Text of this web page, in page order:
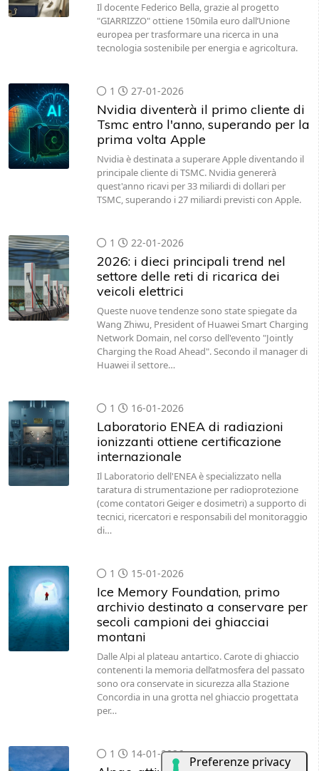
Il docente Federico Bella, grazie al progetto
"GIARRIZZO" ottiene 150mila euro dall’Unione
europea per trasformare una ricerca in una
tecnologia sostenibile per energia e agricoltura.
1 27-01-2026
Nvidia diventerà il primo cliente di
Tsmc entro l'anno, superando per la
prima volta Apple
Nvidia è destinata a superare Apple diventando il
principale cliente di TSMC. Nvidia genererà
quest'anno ricavi per 33 miliardi di dollari per
TSMC, superando i 27 miliardi previsti con Apple.
1 22-01-2026
2026: i dieci principali trend nel
settore delle reti di ricarica dei
veicoli elettrici
Queste nuove tendenze sono state spiegate da
Wang Zhiwu, President of Huawei Smart Charging
Network Domain, nel corso dell'evento "Jointly
Charging the Road Ahead". Secondo il manager di
Huawei il settore…
1 16-01-2026
Laboratorio ENEA di radiazioni
ionizzanti ottiene certificazione
internazionale
Il Laboratorio dell'ENEA è specializzato nella
taratura di strumentazione per radioprotezione
(come contatori Geiger e dosimetri) a supporto di
tecnici, ricercatori e responsabili del monitoraggio
di…
1 15-01-2026
Ice Memory Foundation, primo
archivio destinato a conservare per
secoli campioni dei ghiacciai
montani
Dalle Alpi al plateau antartico. Carote di ghiaccio
contenenti la memoria dell’atmosfera del passato
sono ora conservate in sicurezza alla Stazione
Concordia in una grotta nel ghiaccio progettata
per…
1 14-01-2026